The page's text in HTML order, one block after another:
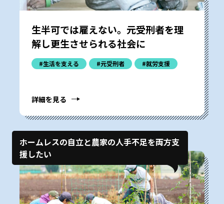
生半可では雇えない。元受刑者を理
解し更生させられる社会に
#生活を支える #元受刑者 #就労支援
詳細を見る
ホームレスの自立と農家の人手不足を両方支
援したい